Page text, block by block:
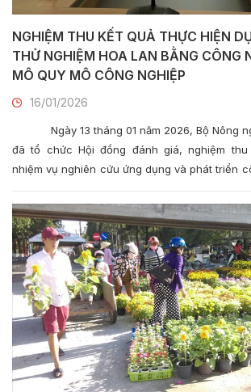
NGHIỆM THU KẾT QUẢ THỰC HIỆN
THỬ NGHIỆM HOA LAN BẰNG CÔNG
MÔ QUY MÔ CÔNG NGHIỆP
16/01/2026
Ngày 13 tháng 01 năm 2026, Bộ Nông
đã tổ chức Hội đồng đánh giá, nghiệm
nhiệm vụ nghiên cứu ứng dụng và phát triển
nghiệp đến năm 2030. Hội đồng tiến
“Hoàn thiện quy trình sản xuất thử nghiệm
Hoàng thảo và lan Hồ điệp mới bằng công
bào quy mô công nghiệp” do TS.
nhiệm, Viện Nghiên cứu Rau quả là đơn vị chủ